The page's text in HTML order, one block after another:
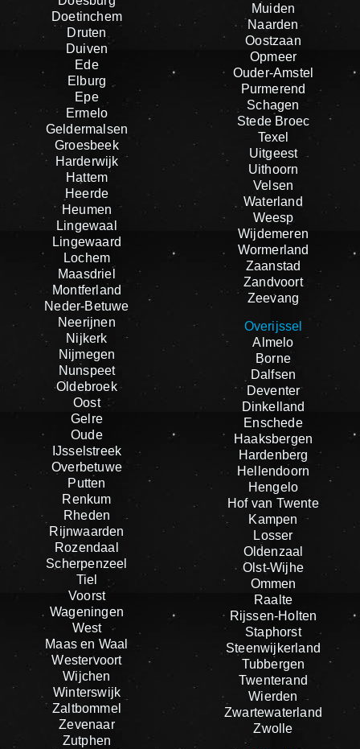
Doetinchem
Druten
Duiven
Ede
Elburg
Epe
Ermelo
Geldermalsen
Groesbeek
Harderwijk
Hattem
Heerde
Heumen
Lingewaal
Lingewaard
Lochem
Maasdriel
Montferland
Neder-Betuwe
Neerijnen
Nijkerk
Nijmegen
Nunspeet
Oldebroek
Oost
Gelre
Oude
IJsselstreek
Overbetuwe
Putten
Renkum
Rheden
Rijnwaarden
Rozendaal
Scherpenzeel
Tiel
Voorst
Wageningen
West
Maas en Waal
Westervoort
Wijchen
Winterswijk
Zaltbommel
Zevenaar
Zutphen
Muiden
Naarden
Oostzaan
Opmeer
Ouder-Amstel
Purmerend
Schagen
Stede Broec
Texel
Uitgeest
Uithoorn
Velsen
Waterland
Weesp
Wijdemeren
Wormerland
Zaanstad
Zandvoort
Zeevang
Overijssel
Almelo
Borne
Dalfsen
Deventer
Dinkelland
Enschede
Haaksbergen
Hardenberg
Hellendoorn
Hengelo
Hof van Twente
Kampen
Losser
Oldenzaal
Olst-Wijhe
Ommen
Raalte
Rijssen-Holten
Staphorst
Steenwijkerland
Tubbergen
Twenterand
Wierden
Zwartewaterland
Zwolle